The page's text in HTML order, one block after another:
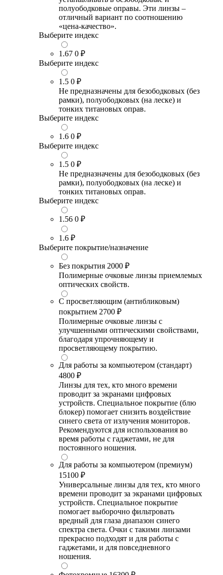
полуободковые оправы. Эти линзы –
отличный вариант по соотношению
«цена-качество».
Выберите индекс
1.67 0 ₽
Выберите индекс
1.5 0 ₽
Не предназначены для безободковых (без
рамки), полуободковых (на леске) и
тонких титановых оправ.
Выберите индекс
1.6 0 ₽
Выберите индекс
1.5 0 ₽
Не предназначены для безободковых (без
рамки), полуободковых (на леске) и
тонких титановых оправ.
Выберите индекс
1.56 0 ₽
1.6 ₽
Выберите покрытие/назначение
Без покрытия 2000 ₽
Полимерные очковые линзы приемлемых
оптических свойств.
С просветляющим (антибликовым)
покрытием 2700 ₽
Полимерные очковые линзы с
улучшенными оптическими свойствами,
благодаря упрочняющему и
просветляющему покрытию.
Для работы за компьютером (стандарт)
4800 ₽
Линзы для тех, кто много времени
проводит за экранами цифровых
устройств. Специальное покрытие (блю
блокер) помогает снизить воздействие
синего света от излучения мониторов.
Рекомендуются для использования во
время работы с гаджетами, не для
постоянного ношения.
Для работы за компьютером (премиум)
15100 ₽
Универсальные линзы для тех, кто много
времени проводит за экранами цифровых
устройств. Специальное покрытие
помогает выборочно фильтровать
вредный для глаза диапазон синего
спектра света. Очки с такими линзами
прекрасно подходят и для работы с
гаджетами, и для повседневного
ношения.